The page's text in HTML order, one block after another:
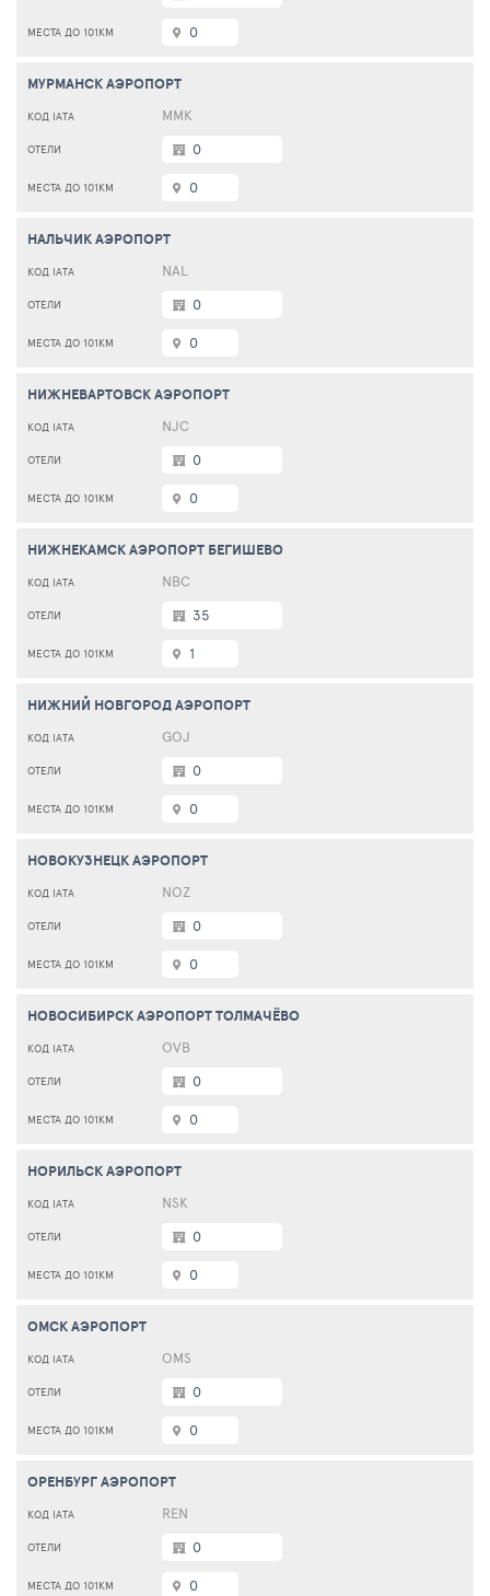
0
МУРМАНСК АЭРОПОРТ
MMK
0
0
НАЛЬЧИК АЭРОПОРТ
NAL
0
0
НИЖНЕВАРТОВСК АЭРОПОРТ
NJC
0
0
НИЖНЕКАМСК АЭРОПОРТ БЕГИШЕВО
NBC
35
1
НИЖНИЙ НОВГОРОД АЭРОПОРТ
GOJ
0
0
НОВОКУЗНЕЦК АЭРОПОРТ
NOZ
0
0
НОВОСИБИРСК АЭРОПОРТ ТОЛМАЧЁВО
OVB
0
0
НОРИЛЬСК АЭРОПОРТ
NSK
0
0
ОМСК АЭРОПОРТ
OMS
0
0
ОРЕНБУРГ АЭРОПОРТ
REN
0
0